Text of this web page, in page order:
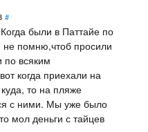
#
были в Паттайе по
помню,чтоб просили
по всяким
когда приехали на
то на пляже
с ними. Мы уже было
мол деньги с тайцев